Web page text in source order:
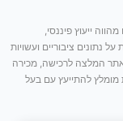
ייעוץ פיננסי,
נתונים ציבוריים ועשויות
המלצה לרכישה, מכירה
מומלץ להתייעץ עם בעל